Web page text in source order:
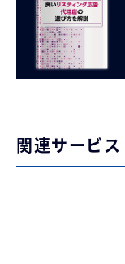
関連サービス